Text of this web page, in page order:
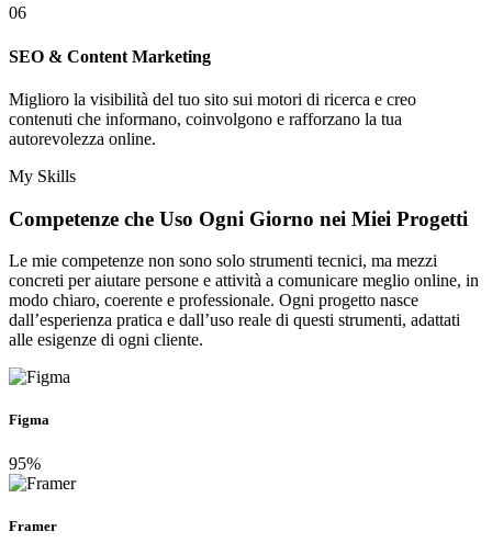
06
SEO & Content Marketing
Miglioro la visibilità del tuo sito sui motori di ricerca e creo
contenuti che informano, coinvolgono e rafforzano la tua
autorevolezza online.
My Skills
Competenze che Uso Ogni Giorno nei Miei Progetti
Le mie competenze non sono solo strumenti tecnici, ma mezzi
concreti per aiutare persone e attività a comunicare meglio online, in
modo chiaro, coerente e professionale. Ogni progetto nasce
dall’esperienza pratica e dall’uso reale di questi strumenti, adattati
alle esigenze di ogni cliente.
Figma
95%
Framer